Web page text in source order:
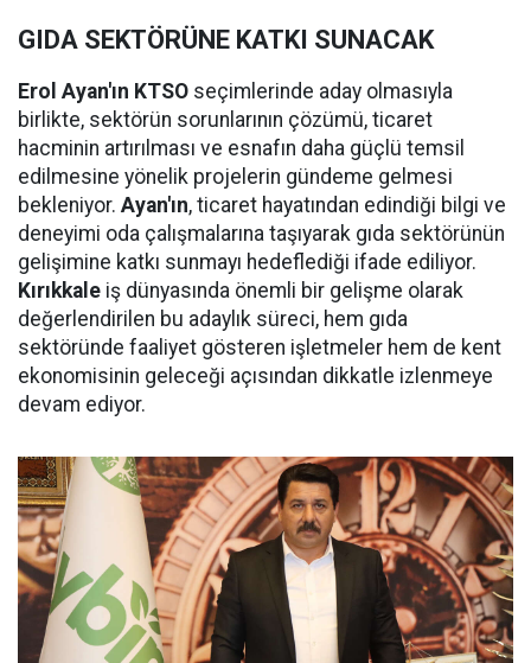
GIDA SEKTÖRÜNE KATKI SUNACAK
Erol Ayan'ın KTSO seçimlerinde aday olmasıyla
birlikte, sektörün sorunlarının çözümü, ticaret
hacminin artırılması ve esnafın daha güçlü temsil
edilmesine yönelik projelerin gündeme gelmesi
bekleniyor. Ayan'ın, ticaret hayatından edindiği bilgi ve
deneyimi oda çalışmalarına taşıyarak gıda sektörünün
gelişimine katkı sunmayı hedeflediği ifade ediliyor.
Kırıkkale iş dünyasında önemli bir gelişme olarak
değerlendirilen bu adaylık süreci, hem gıda
sektöründe faaliyet gösteren işletmeler hem de kent
ekonomisinin geleceği açısından dikkatle izlenmeye
devam ediyor.